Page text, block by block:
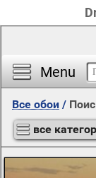
Menu
Все обои /
все